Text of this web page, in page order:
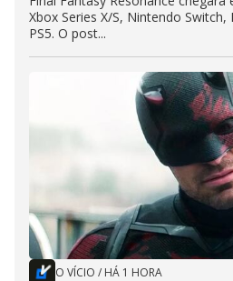
Xbox Series X/S, Nintendo
PS5. O post...
O VÍCIO / HÁ 1 HORA